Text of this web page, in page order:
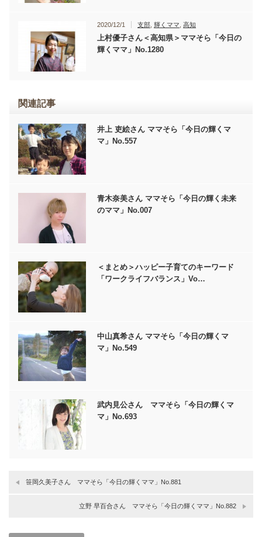
2020/12/1 支部 ,輝くママ ,高知
上村優子さん＜高知県＞ママそら「今日の
輝くママ」No.1280
関連記事
井上 吏絵さん ママそら「今日の輝くマ
マ」No.557
青木奈美さん ママそら「今日の輝く未来
のママ」No.007
＜まとめ＞ハッピー子育てのキーワード
「ワークライフバランス」Vo…
中山真希さん ママそら「今日の輝くマ
マ」No.549
武内見公さん ママそら「今日の輝くマ
マ」No.693
笹岡久美子さん ママそら「今日の輝くママ」No.881
立野 早百合さん ママそら「今日の輝くママ」No.882